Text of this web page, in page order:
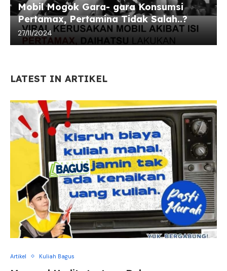
Mobil Mogok Gara- gara Konsumsi
Pertamax, Pertamina Tidak Salah..?
27/11/2024
LATEST IN ARTIKEL
Artikel Kuliah Bagus